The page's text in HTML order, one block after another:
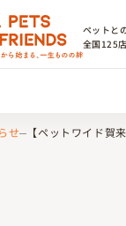
ペットと
全国125
せ 【ペットワイド賀